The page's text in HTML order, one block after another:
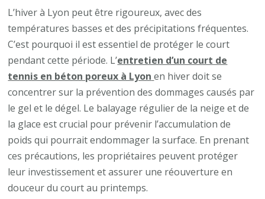
L’hiver à Lyon peut être rigoureux, avec des
températures basses et des précipitations fréquentes.
C’est pourquoi il est essentiel de protéger le court
pendant cette période. L’entretien d’un court de
tennis en béton poreux à Lyon en hiver doit se
concentrer sur la prévention des dommages causés par
le gel et le dégel. Le balayage régulier de la neige et de
la glace est crucial pour prévenir l’accumulation de
poids qui pourrait endommager la surface. En prenant
ces précautions, les propriétaires peuvent protéger
leur investissement et assurer une réouverture en
douceur du court au printemps.